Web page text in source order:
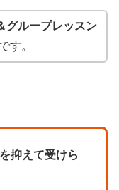
グループレッスン
す。
抑えて受けら